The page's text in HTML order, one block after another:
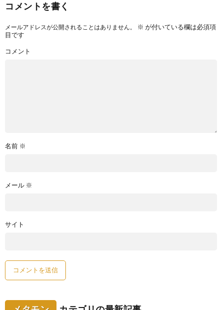
コメントを書く
メールアドレスが公開されることはありません。 ※ が付いている欄は必須項
目です
コメント
名前 ※
メール ※
サイト